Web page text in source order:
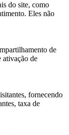
do site, como
Eles não
de
ativação de
fornecendo
taxa de